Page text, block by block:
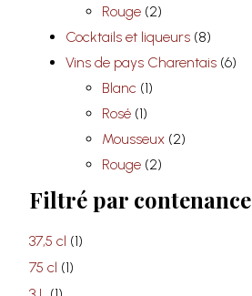
Rouge (2)
Cocktails et liqueurs (8)
Vins de pays Charentais (6)
Blanc (1)
Rosé (1)
Mousseux (2)
Rouge (2)
Filtré par contenance
37,5 cl (1)
75 cl (1)